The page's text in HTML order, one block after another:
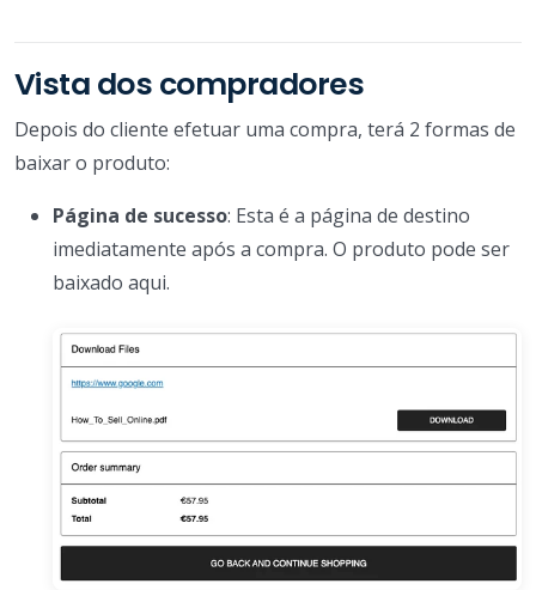
Vista dos compradores
Depois do cliente efetuar uma compra, terá 2 formas de
baixar o produto:
Página de sucesso: Esta é a página de destino
imediatamente após a compra. O produto pode ser
baixado aqui.